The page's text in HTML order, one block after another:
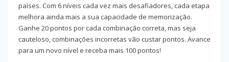
países. Com 6 níveis cada vez mais desafiadores, cada etapa
melhora ainda mais a sua capacidade de memorização.
Ganhe 20 pontos por cada combinação correta, mas seja
cauteloso, combinações incorretas vão custar pontos. Avance
para um novo nível e receba mais 100 pontos!